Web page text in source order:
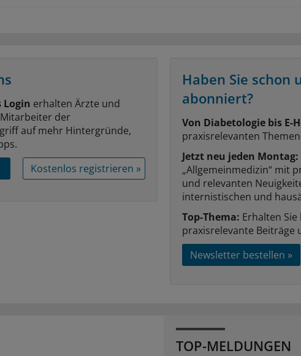
Login erhalten Ärzte und
der
auf mehr Hintergründe,
Kostenlos registrieren »
Haben Sie schon
abonniert?
Von Diabetologie bis E-
praxisrelevanten
Jetzt neu jeden Montag:
„Allgemeinmedizin“ mit
und relevanten
internistischen und
Top-Thema: Erhalten
praxisrelevante Beiträge
Newsletter bestellen »
TOP-MELDUNGEN